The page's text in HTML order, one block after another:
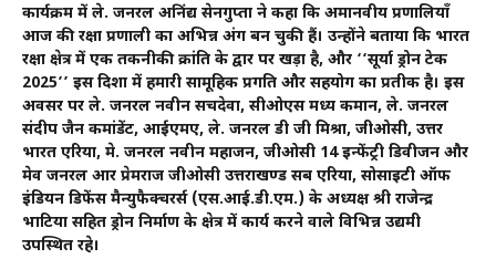
कार्यक्रम में ले. जनरल अनिंद्य सेनगुप्ता ने कहा कि अमानवीय प्रणालियाँ
आज की रक्षा प्रणाली का अभिन्न अंग बन चुकी हैं। उन्होंने बताया कि भारत
रक्षा क्षेत्र में एक तकनीकी क्रांति के द्वार पर खड़ा है, और ‘‘सूर्या ड्रोन टेक
2025’’ इस दिशा में हमारी सामूहिक प्रगति और सहयोग का प्रतीक है। इस
अवसर पर ले. जनरल नवीन सचदेवा, सीओएस मध्य कमान, ले. जनरल
संदीप जैन कमांडेंट, आईएमए, ले. जनरल डी जी मिश्रा, जीओसी, उत्तर
भारत एरिया, मे. जनरल नवीन महाजन, जीओसी 14 इन्फेंट्री डिवीजन और
मेव जनरल आर प्रेमराज जीओसी उत्तराखण्ड सब एरिया, सोसाइटी ऑफ
इंडियन डिफेंस मैन्युफैक्चरर्स (एस.आई.डी.एम.) के अध्यक्ष श्री राजेन्द्र
भाटिया सहित ड्रोन निर्माण के क्षेत्र में कार्य करने वाले विभिन्न उद्यमी
उपस्थित रहे।